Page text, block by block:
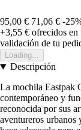
95,00 € 71,06 € -
+3,55 € ofrecidos
validación de tu
Loading...
Descripción
La mochila Eastpak
contemporáneo y
reconocida por sus
aventureros urbanos